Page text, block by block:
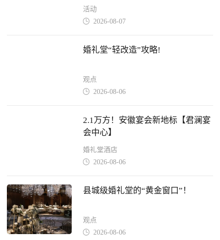
活动
 2026-08-07
婚礼堂“轻改造”攻略!
观点
 2026-08-06
2.1万方！安徽宴会新地标【君澜宴
会中心】
婚礼堂酒店
 2026-08-06
县城级婚礼堂的“黄金窗口”！
观点
 2026-08-06